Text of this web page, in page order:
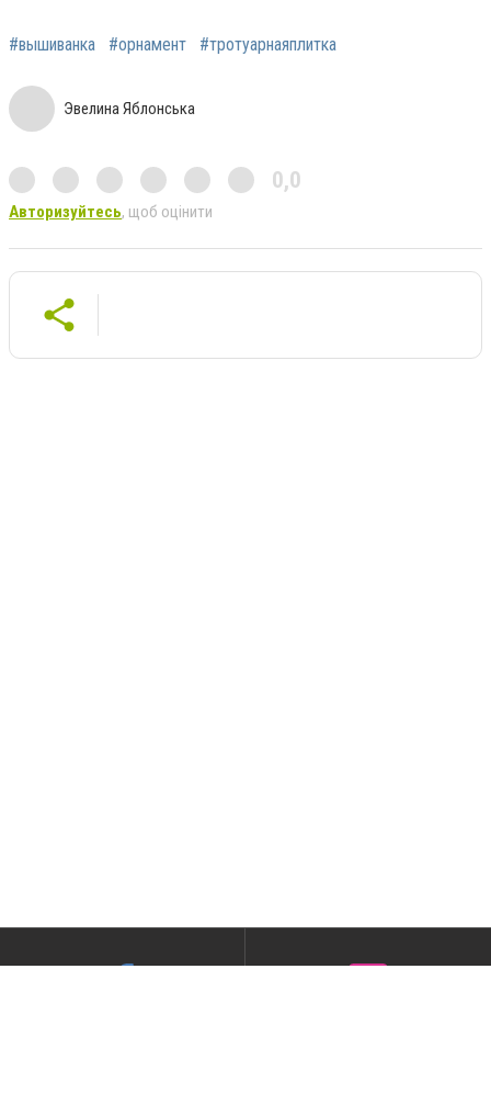
#вышиванка #орнамент #тротуарнаяплитка
Эвелина Яблонська
0,0
Авторизуйтесь, щоб оцінити